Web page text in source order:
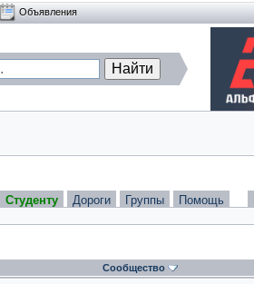
Объявления
Студенту Дороги Группы Помощь
Сообщество